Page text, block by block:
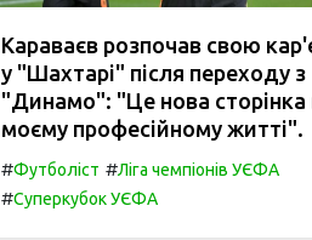
Караваєв розпочав свою
у "Шахтарі" після переходу з
"Динамо": "Це нова сторінка
моєму професійному житті".
#Футболіст #Ліга чемпіонів УЄФА
#Суперкубок УЄФА